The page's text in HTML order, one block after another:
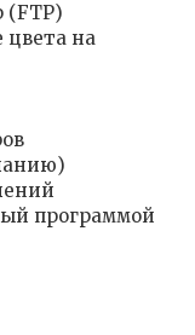
(FTP)
цвета на
программой